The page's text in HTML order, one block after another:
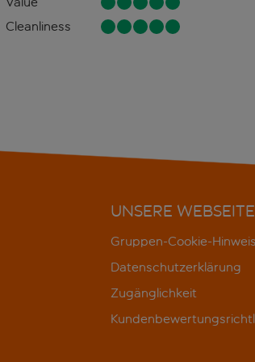
Cleanliness
UNSERE WEBSEITE
Gruppen-Cookie-Hinweis
Datenschutzerklärung
Zugänglichkeit